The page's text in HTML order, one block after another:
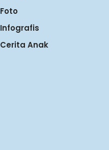
Foto
Infografis
Cerita Anak